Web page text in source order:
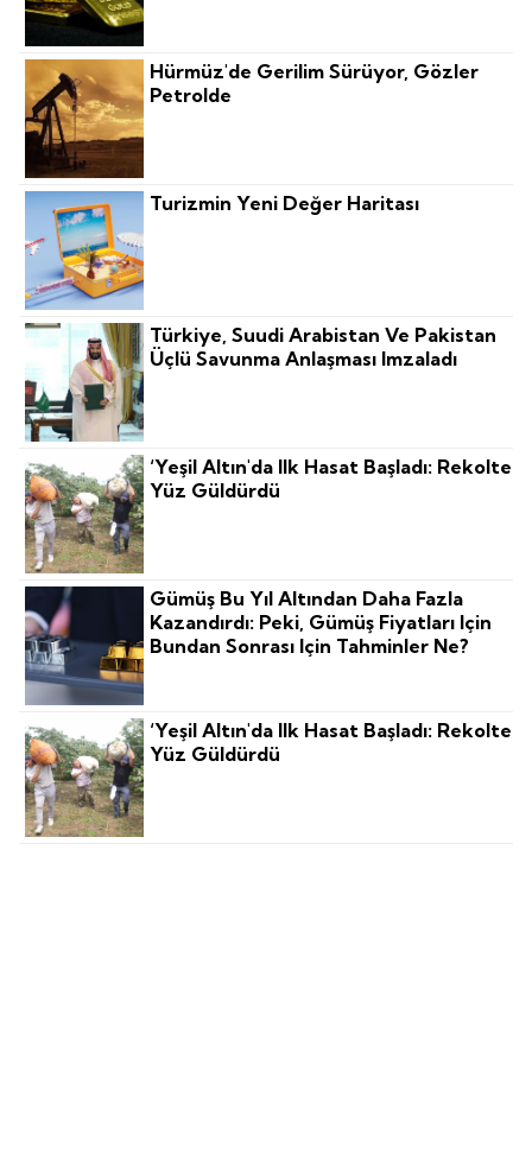
Hürmüz'de Gerilim Sürüyor, Gözler
Petrolde
Turizmin Yeni Değer Haritası
Türkiye, Suudi Arabistan Ve Pakistan
Üçlü Savunma Anlaşması Imzaladı
‘Yeşil Altın'da Ilk Hasat Başladı: Rekolte
Yüz Güldürdü
Gümüş Bu Yıl Altından Daha Fazla
Kazandırdı: Peki, Gümüş Fiyatları Için
Bundan Sonrası Için Tahminler Ne?
‘Yeşil Altın'da Ilk Hasat Başladı: Rekolte
Yüz Güldürdü